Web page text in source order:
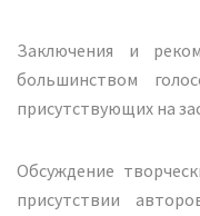
Заключения и
большинством
присутствующих на
Обсуждение
присутствии